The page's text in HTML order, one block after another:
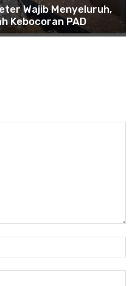
Wajib Menyeluruh,
Kebocoran PAD